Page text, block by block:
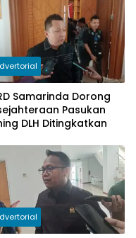
Samarinda Dorong
Pasukan
DLH Ditingkatkan